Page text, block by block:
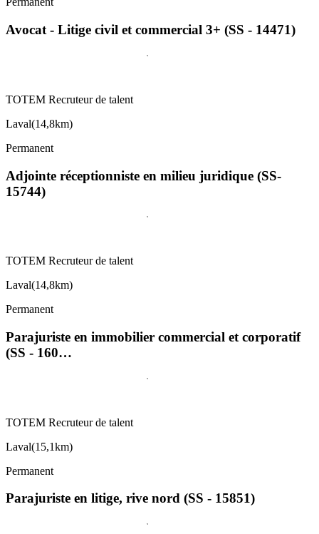
Avocat - Litige civil et commercial 3+ (SS - 14471)
TOTEM Recruteur de talent
Laval(14,8km)
Permanent
Adjointe réceptionniste en milieu juridique (SS-
15744)
TOTEM Recruteur de talent
Laval(14,8km)
Permanent
Parajuriste en immobilier commercial et corporatif
(SS - 160…
TOTEM Recruteur de talent
Laval(15,1km)
Permanent
Parajuriste en litige, rive nord (SS - 15851)